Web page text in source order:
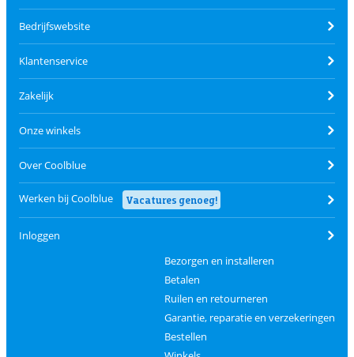
Bedrijfswebsite
Klantenservice
Zakelijk
Onze winkels
Over Coolblue
Werken bij Coolblue Vacatures genoeg!
Inloggen
Bezorgen en installeren
Betalen
Ruilen en retourneren
Garantie, reparatie en verzekeringen
Bestellen